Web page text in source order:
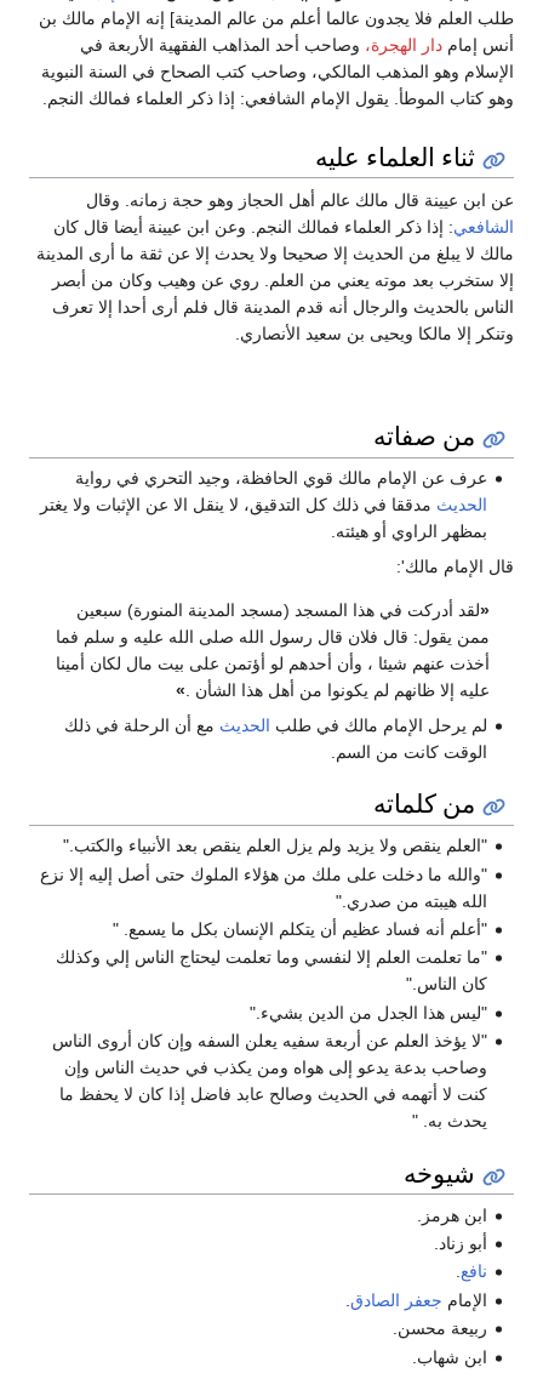
طلب العلم فلا يجدون عالما أعلم من عالم المدينة] إنه الإمام مالك بن
أنس إمام دار الهجرة، وصاحب أحد المذاهب الفقهية الأربعة في
الإسلام وهو المذهب المالكي، وصاحب كتب الصحاح في السنة النبوية
وهو كتاب الموطأ. يقول الإمام الشافعي: إذا ذكر العلماء فمالك النجم.
ثناء العلماء عليه
عن ابن عيينة قال مالك عالم أهل الحجاز وهو حجة زمانه. وقال
الشافعي: إذا ذكر العلماء فمالك النجم. وعن ابن عيينة أيضا قال كان
مالك لا يبلغ من الحديث إلا صحيحا ولا يحدث إلا عن ثقة ما أرى المدينة
إلا ستخرب بعد موته يعني من العلم. روي عن وهيب وكان من أبصر
الناس بالحديث والرجال أنه قدم المدينة قال فلم أرى أحدا إلا تعرف
وتنكر إلا مالكا ويحيى بن سعيد الأنصاري.
من صفاته
عرف عن الإمام مالك قوي الحافظة، وجيد التحري في رواية
الحديث مدققا في ذلك كل التدقيق، لا ينقل الا عن الإثبات ولا يغتر
بمظهر الراوي أو هيئته.
قال الإمام مالك':
«لقد أدركت في هذا المسجد (مسجد المدينة المنورة) سبعين
ممن يقول: قال فلان قال رسول الله صلى الله عليه و سلم فما
أخذت عنهم شيئا ، وأن أحدهم لو أؤتمن على بيت مال لكان أمينا
عليه إلا ظانهم لم يكونوا من أهل هذا الشأن . »
لم يرحل الإمام مالك في طلب الحديث مع أن الرحلة في ذلك
الوقت كانت من السم.
من كلماته
"العلم ينقص ولا يزيد ولم يزل العلم ينقص بعد الأنبياء والكتب."
"والله ما دخلت على ملك من هؤلاء الملوك حتى أصل إليه إلا نزع
الله هيبته من صدري."
"أعلم أنه فساد عظيم أن يتكلم الإنسان بكل ما يسمع. "
"ما تعلمت العلم إلا لنفسي وما تعلمت ليحتاج الناس إلي وكذلك
كان الناس."
"ليس هذا الجدل من الدين بشيء."
"لا يؤخذ العلم عن أربعة سفيه يعلن السفه وإن كان أروى الناس
وصاحب بدعة يدعو إلى هواه ومن يكذب في حديث الناس وإن
كنت لا أتهمه في الحديث وصالح عابد فاضل إذا كان لا يحفظ ما
يحدث به. "
شيوخه
ابن هرمز.
أبو زناد.
نافع.
الإمام جعفر الصادق
ربيعة محسن.
ابن شهاب.